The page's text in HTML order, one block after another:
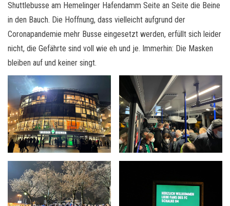
Shuttlebusse am Hemelinger Hafendamm Seite an Seite die Beine
in den Bauch. Die Hoffnung, dass vielleicht aufgrund der
Coronapandemie mehr Busse eingesetzt werden, erfüllt sich leider
nicht, die Gefährte sind voll wie eh und je. Immerhin: Die Masken
bleiben auf und keiner singt.